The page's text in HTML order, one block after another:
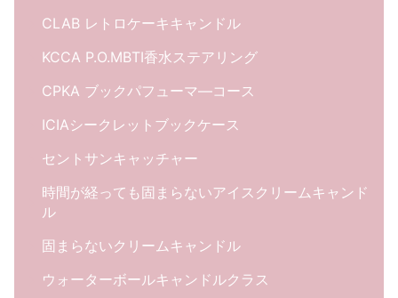
CLAB レトロケーキキャンドル
KCCA P.O.MBTI香水ステアリング
CPKA ブックパフューマ―コース
ICIAシークレットブックケース
セントサンキャッチャー
時間が経っても固まらないアイスクリームキャンド
ル
固まらないクリームキャンドル
ウォーターボールキャンドルクラス